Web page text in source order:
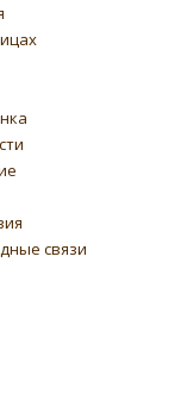
связи